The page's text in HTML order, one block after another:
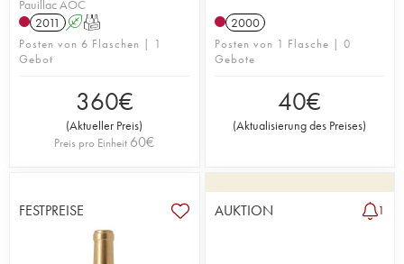
Pauillac AOC
2011
AT
Posten von 6 Flaschen | 1
Gebot
360€
(Aktueller Preis)
Preis pro Einheit 60€
2000
Posten von 1 Flasche | 0
Gebote
40€
(Aktualisierung des Preises)
FESTPREISE AUKTION 1